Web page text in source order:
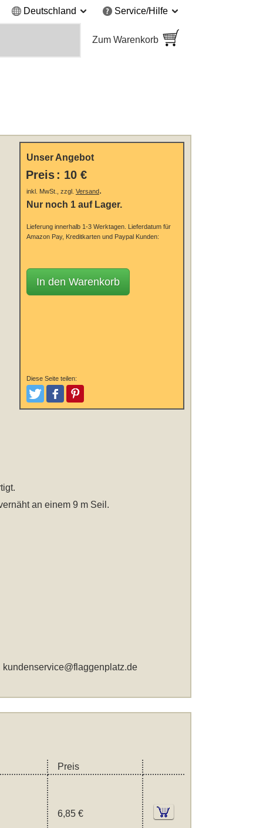
Deutschland Service/Hilfe
Zum Warenkorb
Unser Angebot
Preis : 10 €
inkl. MwSt., zzgl. Versand.
Nur noch 1 auf Lager.
Lieferung innerhalb 1-3 Werktagen.
Lieferdatum für
Amazon Pay, Kreditkarten und Paypal Kunden:
In den Warenkorb
Diese Seite teilen:
TweetenPostenPinterest
an einem 9 m Seil.
kundenservice@flaggenplatz.de
Preis
6,85 €